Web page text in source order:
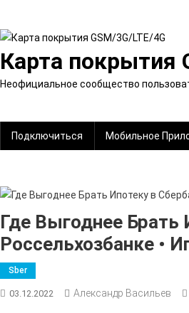
содержимому
Карта покрытия
Неофициальное сообщество
Подключиться Мобильное
Где Выгоднее Брать
Россельхозбанке •
Sber
03.12.2022 Александр Васильев